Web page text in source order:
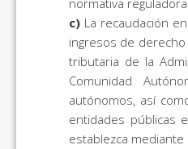
normativa
c) La recaudación
ingresos de
tributaria de la
Comunidad
autónomos, así
entidades públicas
establezca mediante